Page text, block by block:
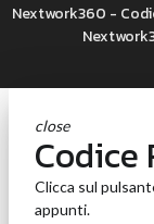
Nextwork360 -
close
Codice
Clicca sul
appunti.